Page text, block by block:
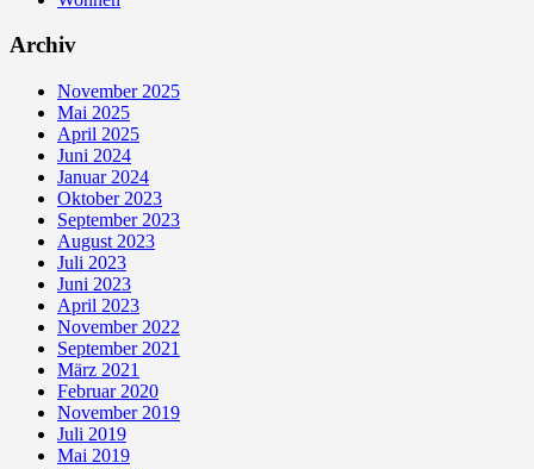
Archiv
November 2025
Mai 2025
April 2025
Juni 2024
Januar 2024
Oktober 2023
September 2023
August 2023
Juli 2023
Juni 2023
April 2023
November 2022
September 2021
März 2021
Februar 2020
November 2019
Juli 2019
Mai 2019